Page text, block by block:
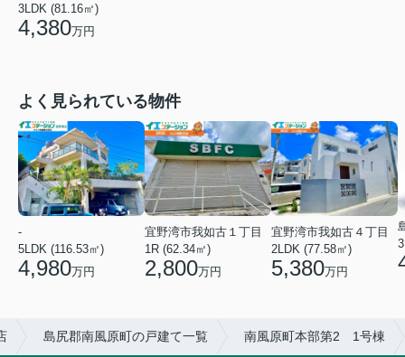
3LDK (81.16㎡)
4,380万円
よく見られている物件
-
5LDK (116.53㎡)
4,980万円
宜野湾市我如古１丁目
1R (62.34㎡)
2,800万円
宜野湾市我如古４丁目
2LDK (77.58㎡)
5,380万円
島尻郡南風原町の戸建て一覧 南風原町本部第2 1号棟